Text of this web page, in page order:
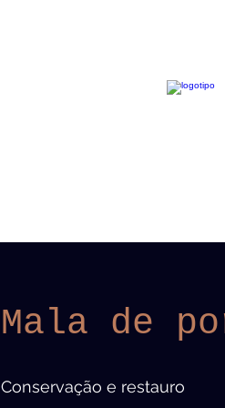
Mala de
Conservação e restauro